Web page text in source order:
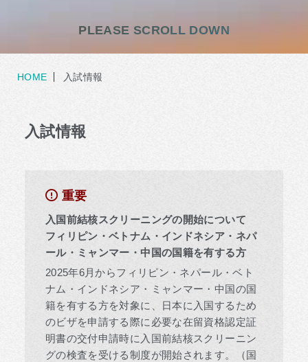
PLEASE SCROLL DOWN
HOME 入試情報
入試情報
重要
入国前結核スクリーニングの開始について
フィリピン・ベトナム・インドネシア・ネパ
ール・ミャンマー・中国の国籍を有する方
2025年6月からフィリピン・ネパール・ベト
ナム・インドネシア・ミャンマー・中国の国
籍を有する方を対象に、日本に入国するため
のビザを申請する際に必要な在留資格認定証
明書の交付申請時に入国前結核スクリーニン
グの検査を受ける制度が開始されます。（国